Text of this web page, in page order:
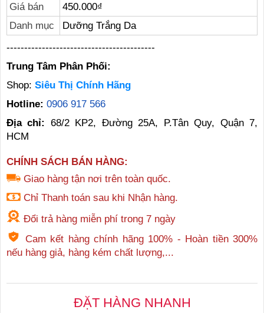
Giá bán
450.000₫
Danh mục
Dưỡng Trắng Da
------------------------------------------
Trung Tâm Phân Phối:
Shop: Siêu Thị Chính Hãng
Hotline: 0906 917 566
Địa chỉ:
68/2 KP2, Đường 25A, P.Tân Quy, Quận 7,
HCM
CHÍNH SÁCH BÁN HÀNG:
Giao hàng tận nơi trên toàn quốc.
Chỉ Thanh toán sau khi Nhận hàng.
Đổi trả hàng miễn phí trong 7 ngày
Cam kết hàng chính hãng 100% - Hoàn tiền 300%
nếu hàng giả, hàng kém chất lượng,...
ĐẶT HÀNG NHANH